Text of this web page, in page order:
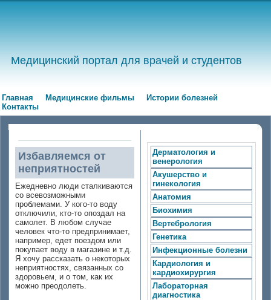
Медицинский портал для врачей и студентов
Главная Медицинские фильмы
Истории болезней
Контакты
Избавляемся от
неприятностей
Ежедневно люди сталкиваются
со всевозможными
проблемами. У кого-то воду
отключили, кто-то опоздал на
самолет. В любом случае
человек что-то предпринимает,
например, едет поездом или
покупает воду в магазине и т.д.
Я хочу рассказать о некоторых
неприятностях, связанных со
здоровьем, и о том, как их
можно преодолеть.
Дерматология и
венерология
Акушерство и
гинекология
Анатомия
Биохимия
Вертебрология
Генетика
Инфекционные болезни
Кардиология и
кардиохирургия
Лабораторная
диагностика